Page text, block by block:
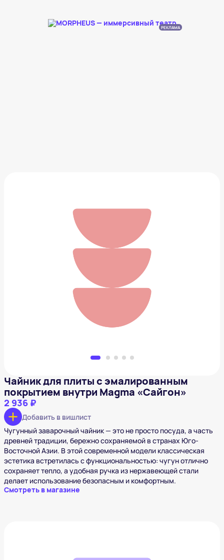
РЕКЛАМА
Чайник для плиты с эмалированным покрытием
внутри Magma «Сайгон»
2 936 ₽
Чайник для плиты с эмалированным
покрытием внутри Magma «Сайгон»
2 936 ₽
Добавить в вишлист
Чугунный заварочный чайник — это не просто посуда, а часть
древней традиции, бережно сохраняемой в странах Юго-
Восточной Азии. В этой современной модели классическая
эстетика встретилась с функциональностью: чугун отлично
сохраняет тепло, а удобная ручка из нержавеющей стали
делает использование безопасным и комфортным.
Смотреть в магазине